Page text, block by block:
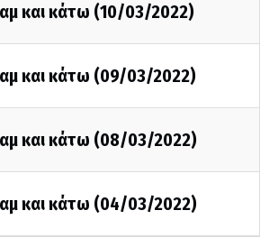
και κάτω (10/03/2022)
και κάτω (09/03/2022)
και κάτω (08/03/2022)
και κάτω (04/03/2022)